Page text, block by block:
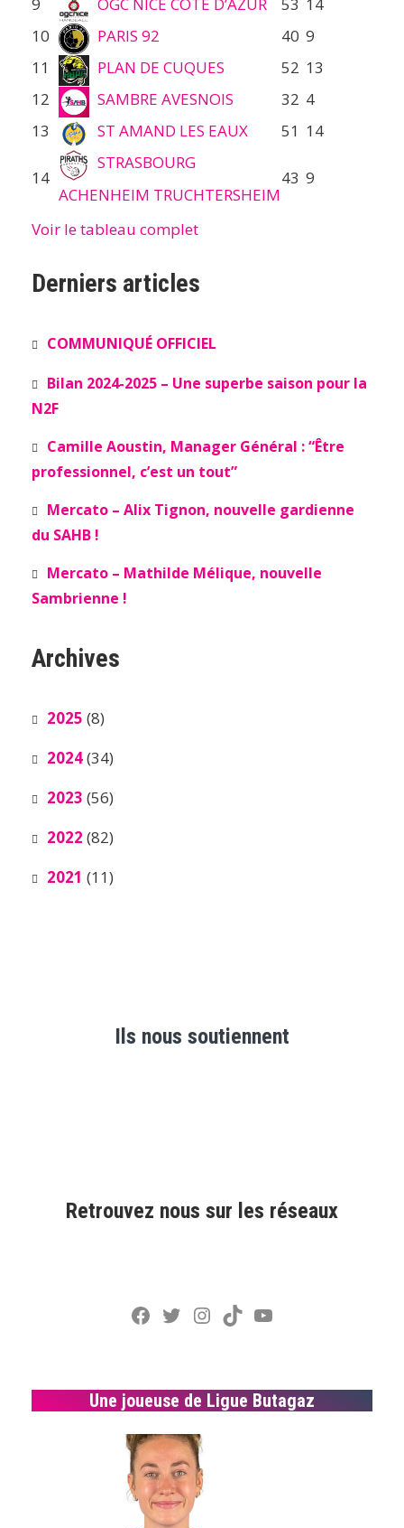
9 OGC NICE COTE D’AZUR 53 14
10
PARIS 92 40 9
11
PLAN DE CUQUES 52 13
12
SAMBRE AVESNOIS 32 4
13
ST AMAND LES EAUX 51 14
14
STRASBOURG
ACHENHEIM TRUCHTERSHEIM
43 9
Voir le tableau complet
Derniers articles
COMMUNIQUÉ OFFICIEL
Bilan 2024-2025 – Une superbe saison pour la
N2F
Camille Aoustin, Manager Général : “Être
professionnel, c’est un tout”
Mercato – Alix Tignon, nouvelle gardienne
du SAHB !
Mercato – Mathilde Mélique, nouvelle
Sambrienne !
Archives
2025 (8)
2024(34)
2023 (56)
2022 (82)
2021 (11)
Ils nous soutiennent
Retrouvez nous sur les réseaux
Facebook
Twitter
Instagram
TikTokYouTube
Une joueuse de Ligue Butagaz